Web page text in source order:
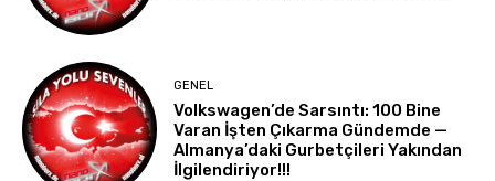
GENEL
Volkswagen’de Sarsıntı: 100 Bine
Varan İşten Çıkarma Gündemde —
Almanya’daki Gurbetçileri Yakından
İlgilendiriyor!!!